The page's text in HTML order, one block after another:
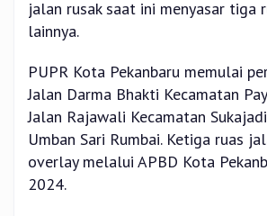
jalan rusak saat ini menyasar tiga
lainnya.
PUPR Kota Pekanbaru memulai
Jalan Darma Bhakti Kecamatan
Jalan Rajawali Kecamatan
Umban Sari Rumbai. Ketiga ruas
overlay melalui APBD Kota
2024.